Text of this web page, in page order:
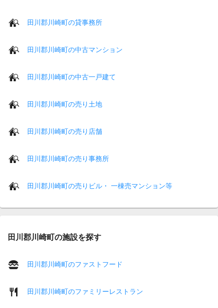
田川郡川崎町の貸事務所
田川郡川崎町の中古マンション
田川郡川崎町の中古一戸建て
田川郡川崎町の売り土地
田川郡川崎町の売り店舗
田川郡川崎町の売り事務所
田川郡川崎町の売りビル・ 一棟売マンション等
田川郡川崎町の施設を探す
田川郡川崎町のファストフード
田川郡川崎町のファミリーレストラン